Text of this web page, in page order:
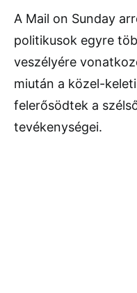
A Mail on Sunday
politikusok egyre
veszélyére
miután a közel-
felerősödtek a
tevékenységei.